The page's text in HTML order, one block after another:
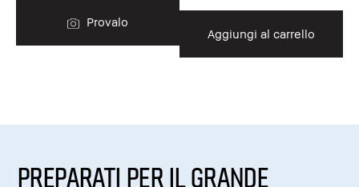
Provalo
Aggiungi al carrello
PREPARATI PER IL GRANDE